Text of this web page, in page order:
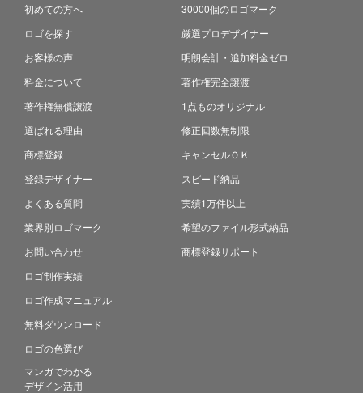
初めての方へ
ロゴを探す
お客様の声
料金について
著作権無償譲渡
選ばれる理由
商標登録
登録デザイナー
よくある質問
業界別ロゴマーク
お問い合わせ
ロゴ制作実績
ロゴ作成マニュアル
無料ダウンロード
ロゴの色選び
マンガでわかる
デザイン活用
30000個のロゴマーク
厳選プロデザイナー
明朗会計・追加料金ゼロ
著作権完全譲渡
1点ものオリジナル
修正回数無制限
キャンセルＯＫ
スピード納品
実績1万件以上
希望のファイル形式納品
商標登録サポート